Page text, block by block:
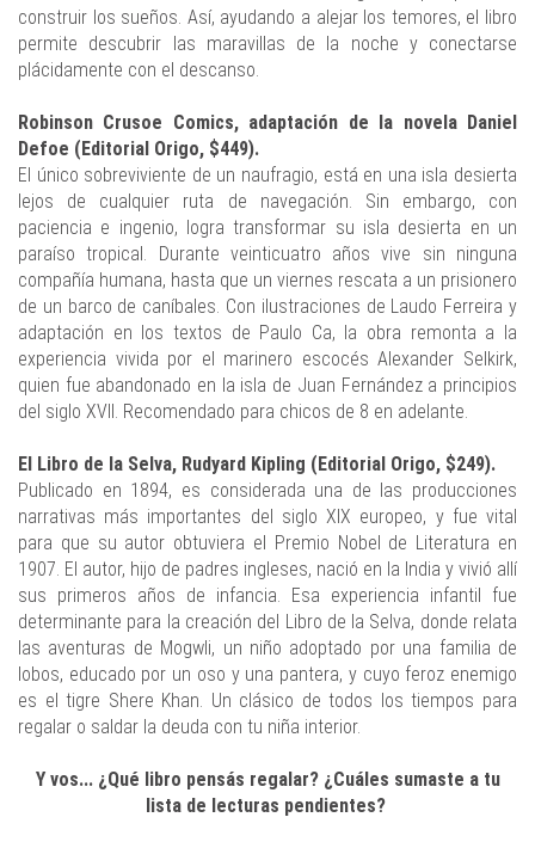
construir los sueños. Así, ayudando a alejar los temores, el libro
permite descubrir las maravillas de la noche y conectarse
plácidamente con el descanso.
Robinson Crusoe Comics, adaptación de la novela Daniel
Defoe (Editorial Origo, $449).
El único sobreviviente de un naufragio, está en una isla desierta
lejos de cualquier ruta de navegación. Sin embargo, con
paciencia e ingenio, logra transformar su isla desierta en un
paraíso tropical. Durante veinticuatro años vive sin ninguna
compañía humana, hasta que un viernes rescata a un prisionero
de un barco de caníbales. Con ilustraciones de Laudo Ferreira y
adaptación en los textos de Paulo Ca, la obra remonta a la
experiencia vivida por el marinero escocés Alexander Selkirk,
quien fue abandonado en la isla de Juan Fernández a principios
del siglo XVII. Recomendado para chicos de 8 en adelante.
El Libro de la Selva, Rudyard Kipling (Editorial Origo, $249).
Publicado en 1894, es considerada una de las producciones
narrativas más importantes del siglo XIX europeo, y fue vital
para que su autor obtuviera el Premio Nobel de Literatura en
1907. El autor, hijo de padres ingleses, nació en la India y vivió allí
sus primeros años de infancia. Esa experiencia infantil fue
determinante para la creación del Libro de la Selva, donde relata
las aventuras de Mogwli, un niño adoptado por una familia de
lobos, educado por un oso y una pantera, y cuyo feroz enemigo
es el tigre Shere Khan. Un clásico de todos los tiempos para
regalar o saldar la deuda con tu niña interior.
Y vos... ¿Qué libro pensás regalar? ¿Cuáles sumaste a tu
lista de lecturas pendientes?